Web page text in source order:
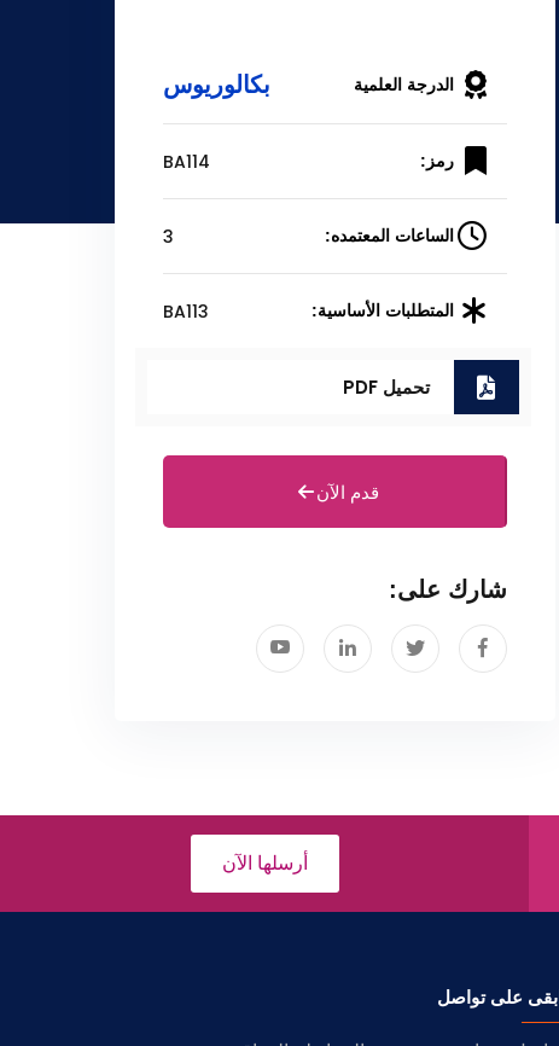
الدرجة العلمية بكالوريوس
رمز: BA114
الساعات المعتمده: 3
المتطلبات الأساسية: BA113
تحميل PDF
قدم الآن
شارك على:
أرسلها الآن
ابقى على تواصل